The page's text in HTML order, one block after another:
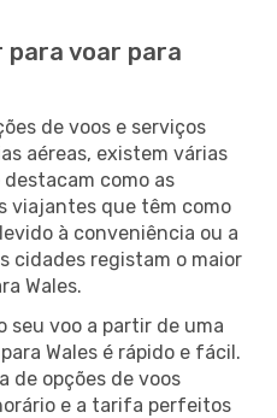
para voar para
de voos e serviços
aéreas, existem várias
como as
viajantes que têm como
à conveniência ou a
cidades registam o maior
Wales.
seu voo a partir de uma
Wales é rápido e fácil.
de opções de voos
e a tarifa perfeitos